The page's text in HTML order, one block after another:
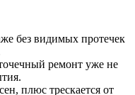
без видимых протечек
ремонт уже не
плюс трескается от